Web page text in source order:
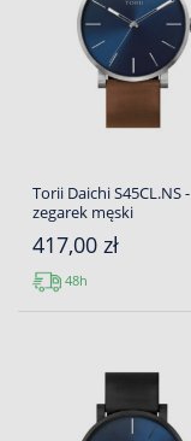
Torii Daichi S45CL.NS -
zegarek męski
417,00 zł
48h